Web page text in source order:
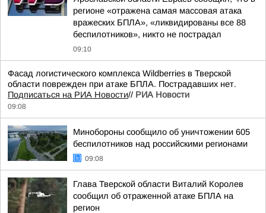
регионе «отражена самая массовая атака
вражеских БПЛА», «ликвидированы все 88
беспилотников», никто не пострадал
09:10
Фасад логистического комплекса Wildberries в Тверской
области поврежден при атаке БПЛА. Пострадавших нет.
Подписаться на РИА Новости// РИА Новости
09:08
Минобороны сообщило об уничтожении 605
беспилотников над российскими регионами
09:08
Глава Тверской области Виталий Королев
сообщил об отраженной атаке БПЛА на
регион